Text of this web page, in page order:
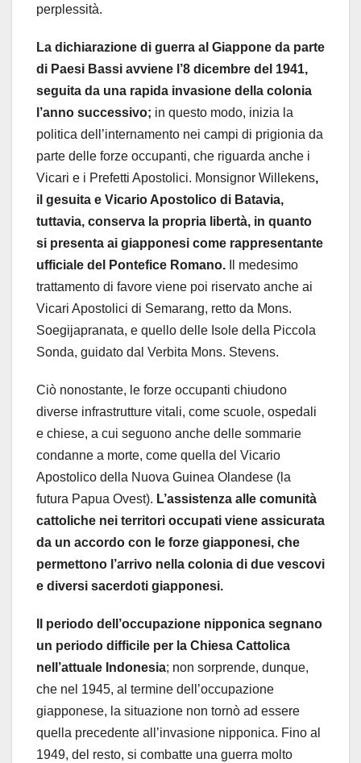
perplessità.
La dichiarazione di guerra al Giappone da parte
di Paesi Bassi avviene l’8 dicembre del 1941,
seguita da una rapida invasione della colonia
l’anno successivo; in questo modo, inizia la
politica dell’internamento nei campi di prigionia da
parte delle forze occupanti, che riguarda anche i
Vicari e i Prefetti Apostolici. Monsignor Willekens,
il gesuita e Vicario Apostolico di Batavia,
tuttavia, conserva la propria libertà, in quanto
si presenta ai giapponesi come rappresentante
ufficiale del Pontefice Romano. Il medesimo
trattamento di favore viene poi riservato anche ai
Vicari Apostolici di Semarang, retto da Mons.
Soegijapranata, e quello delle Isole della Piccola
Sonda, guidato dal Verbita Mons. Stevens.
Ciò nonostante, le forze occupanti chiudono
diverse infrastrutture vitali, come scuole, ospedali
e chiese, a cui seguono anche delle sommarie
condanne a morte, come quella del Vicario
Apostolico della Nuova Guinea Olandese (la
futura Papua Ovest). L’assistenza alle comunità
cattoliche nei territori occupati viene assicurata
da un accordo con le forze giapponesi, che
permettono l’arrivo nella colonia di due vescovi
e diversi sacerdoti giapponesi.
Il periodo dell’occupazione nipponica segnano
un periodo difficile per la Chiesa Cattolica
nell’attuale Indonesia; non sorprende, dunque,
che nel 1945, al termine dell’occupazione
giapponese, la situazione non tornò ad essere
quella precedente all’invasione nipponica. Fino al
1949, del resto, si combatte una guerra molto